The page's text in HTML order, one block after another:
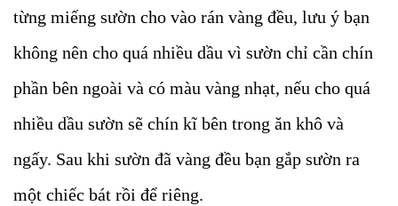
từng miếng sườn cho vào rán vàng đều, lưu ý bạn
không nên cho quá nhiều dầu vì sườn chỉ cần chín
phần bên ngoài và có màu vàng nhạt, nếu cho quá
nhiều dầu sườn sẽ chín kĩ bên trong ăn khô và
ngấy. Sau khi sườn đã vàng đều bạn gắp sườn ra
một chiếc bát rồi để riêng.